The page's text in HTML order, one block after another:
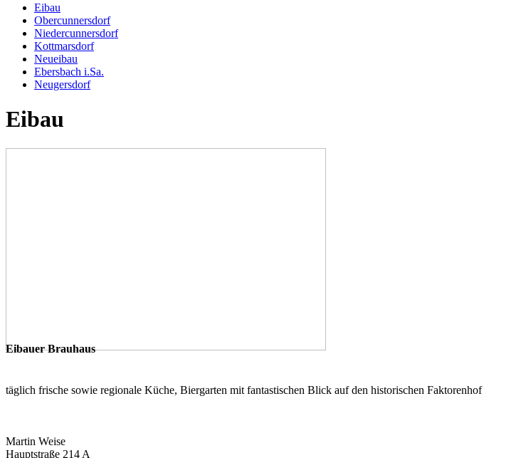
Eibau
Obercunnersdorf
Niedercunnersdorf
Kottmarsdorf
Neueibau
Ebersbach i.Sa.
Neugersdorf
Eibau
Eibauer Brauhaus
täglich frische sowie regionale Küche, Biergarten mit fantastischen Blick auf den historischen Faktorenhof
Martin Weise
Hauptstraße 214 A